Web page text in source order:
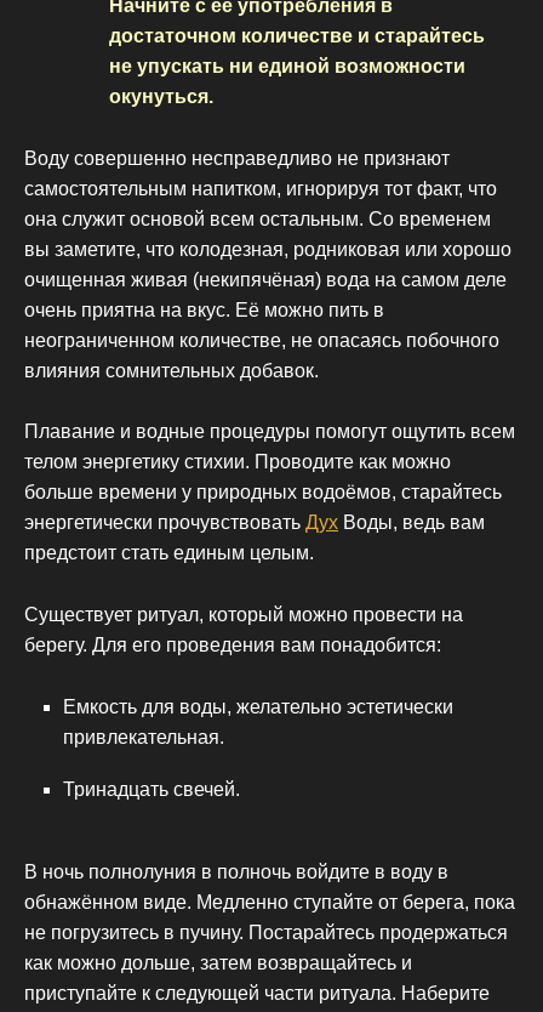
Начните с её употребления в
достаточном количестве и старайтесь
не упускать ни единой возможности
окунуться.
Воду совершенно несправедливо не признают
самостоятельным напитком, игнорируя тот факт, что
она служит основой всем остальным. Со временем
вы заметите, что колодезная, родниковая или хорошо
очищенная живая (некипячёная) вода на самом деле
очень приятна на вкус. Её можно пить в
неограниченном количестве, не опасаясь побочного
влияния сомнительных добавок.
Плавание и водные процедуры помогут ощутить всем
телом энергетику стихии. Проводите как можно
больше времени у природных водоёмов, старайтесь
энергетически прочувствовать Дух Воды, ведь вам
предстоит стать единым целым.
Существует ритуал, который можно провести на
берегу. Для его проведения вам понадобится:
Емкость для воды, желательно эстетически
привлекательная.
Тринадцать свечей.
В ночь полнолуния в полночь войдите в воду в
обнажённом виде. Медленно ступайте от берега, пока
не погрузитесь в пучину. Постарайтесь продержаться
как можно дольше, затем возвращайтесь и
приступайте к следующей части ритуала. Наберите